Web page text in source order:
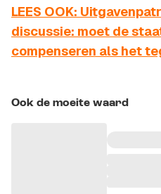
LEES OOK:
discussie: moet de
compenseren als het
Ook de moeite waard